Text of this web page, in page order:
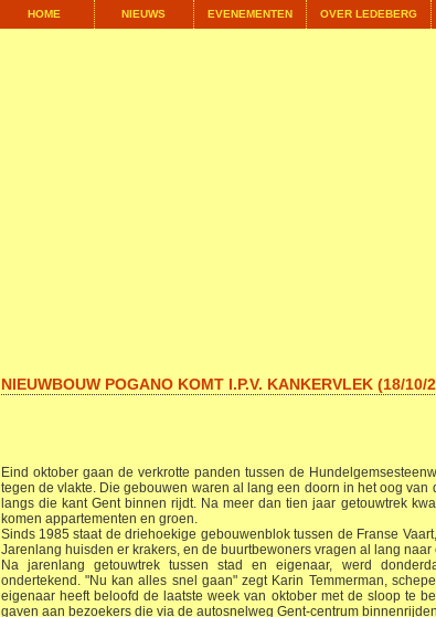
HOME NIEUWS EVENEMENTEN OVER LEDEBERG
NIEUWBOUW POGANO KOMT I.P.V. KANKERVLEK (18/10/
Eind oktober gaan de verkrotte panden tussen de
tegen de vlakte. Die gebouwen waren al lang een doorn in het oog
langs die kant Gent binnen rijdt. Na meer dan tien jaar getouwtrek
komen appartementen en groen.
Sinds 1985 staat de driehoekige gebouwenblok tussen de Franse
Jarenlang huisden er krakers, en de buurtbewoners vragen al lang
Na jarenlang getouwtrek tussen stad en eigenaar, werd
ondertekend. "Nu kan alles snel gaan" zegt Karin Temmerman,
eigenaar heeft beloofd de laatste week van oktober met de sloop te
gaven aan bezoekers die via de autosnelweg Gent-centrum